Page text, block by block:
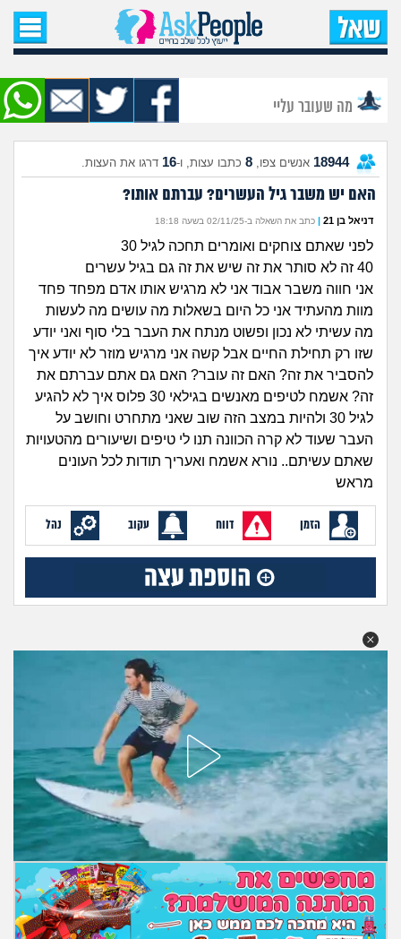
עמוד הבית
שאל שאלה
שאלות חדשות
שאלות שעוררו עניין
עצות חדשות
מה קורה כאן?
מתחם הטיפים
מדורים
זוגיות
היריון ולידה
מתבגרים
מהבקו"ם... ועד מתי?!
עבודה וקריירה
חברים ואנשים
בית, שכנים ושותפים
מה שעובר עליי
שומרים על הגוף
פיננסי וכלכלה
חיפוש שאלות
הרשמה | התחברות
מה שעובר עליי
18944 אנשים צפו, 8 כתבו עצות, ו-16 דרגו את העצות.
האם יש משבר גיל העשרים? עברתם אותו?
דניאל בן 21 | כתב את השאלה ב-02/11/25 בשעה 18:18
לפני שאתם צוחקים ואומרים תחכה לגיל 30
40 זה לא סותר את זה שיש את זה גם בגיל עשרים
אני חווה משבר אבוד אני לא מרגיש אותו אדם מפחד פחד
מוות מהעתיד אני כל היום בשאלות מה עושים מה לעשות
מה עשיתי לא נכון ופשוט מנתח את העבר בלי סוף ואני יודע
שזו רק תחילת החיים אבל קשה אני מרגיש מוזר לא יודע איך
להסביר את זה? האם זה עובר? האם גם אתם עברתם את
זה? אשמח לטיפים מאנשים בגילאי 30 פלוס איך לא להגיע
לגיל 30 ולהיות במצב הזה שוב שאני מתחרט וחושב על
העבר שעוד לא קרה הכוונה תנו לי טיפים ושיעורים מהטעויות
שאתם עשיתם.. נורא אשמח ואעריך תודות לכל העונים
מראש
הזמן דווח עקוב נהל